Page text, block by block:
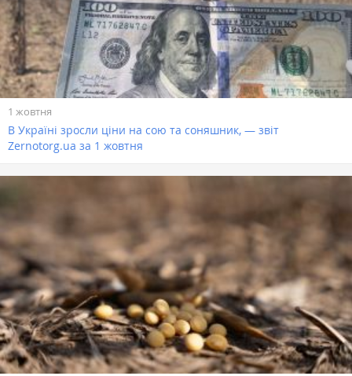
1 жовтня
В Україні зросли ціни на сою та соняшник, — звіт
Zernotorg.ua за 1 жовтня